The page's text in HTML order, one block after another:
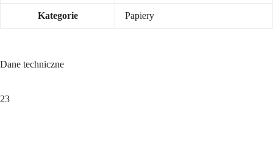
Kategorie Papiery
Dane techniczne
23